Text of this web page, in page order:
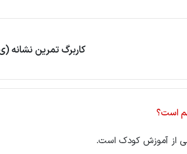
کاربرگ تمرین نشانه
است؟
از آموزش کودک است.